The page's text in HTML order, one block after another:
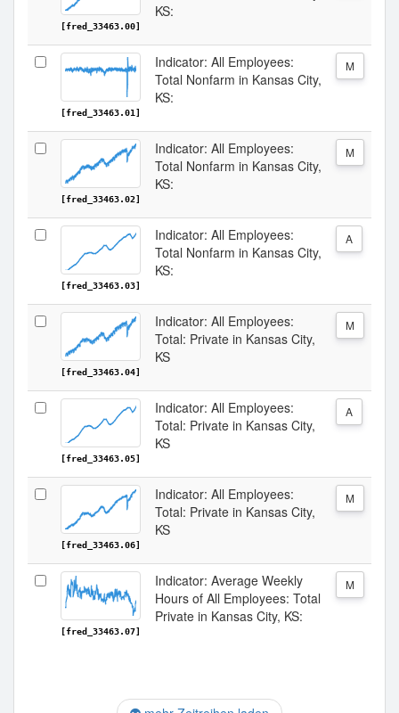
[fred_33463.00]
KS:
[fred_33463.01]
Indicator: All Employees:
Total Nonfarm in Kansas City,
KS:
M
[fred_33463.02]
Indicator: All Employees:
Total Nonfarm in Kansas City,
KS:
M
[fred_33463.03]
Indicator: All Employees:
Total Nonfarm in Kansas City,
KS:
A
[fred_33463.04]
Indicator: All Employees:
Total: Private in Kansas City,
KS
M
[fred_33463.05]
Indicator: All Employees:
Total: Private in Kansas City,
KS
A
[fred_33463.06]
Indicator: All Employees:
Total: Private in Kansas City,
KS
M
[fred_33463.07]
Indicator: Average Weekly
Hours of All Employees: Total
Private in Kansas City, KS:
M